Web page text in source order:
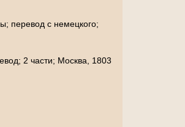
перевод с немецкого;
2 части; Москва, 1803